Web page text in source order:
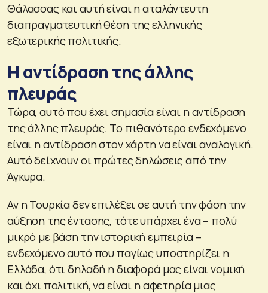
Θάλασσας και αυτή είναι η αταλάντευτη
διαπραγματευτική θέση της ελληνικής
εξωτερικής πολιτικής.
Η αντίδραση της άλλης
πλευράς
Τώρα, αυτό που έχει σημασία είναι η αντίδραση
της άλλης πλευράς. Το πιθανότερο ενδεχόμενο
είναι η αντίδραση στον χάρτη να είναι αναλογική.
Αυτό δείχνουν οι πρώτες δηλώσεις από την
Άγκυρα.
Αν η Τουρκία δεν επιλέξει σε αυτή την φάση την
αύξηση της έντασης, τότε υπάρχει ένα – πολύ
μικρό με βάση την ιστορική εμπειρία –
ενδεχόμενο αυτό που παγίως υποστηρίζει η
Ελλάδα, ότι δηλαδή η διαφορά μας είναι νομική
και όχι πολιτική, να είναι η αφετηρία μιας